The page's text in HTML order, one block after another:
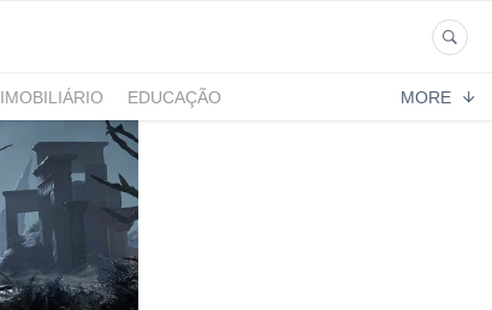
IMOBILIÁRIO
EDUCAÇÃO
MORE